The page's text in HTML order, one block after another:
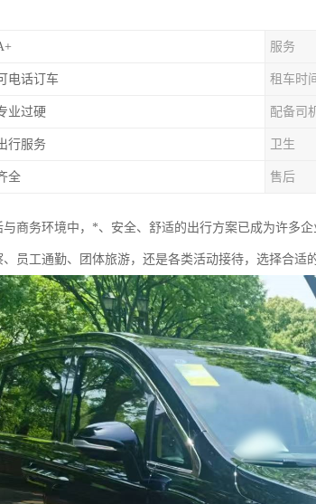
服务
电话订车 租车时间
业过硬 配备司
行服务 卫生
全 售后
商务环境中，*、安全、舒适的出行方案已成为许多企
员工通勤、团体旅游，还是各类活动接待，选择合适